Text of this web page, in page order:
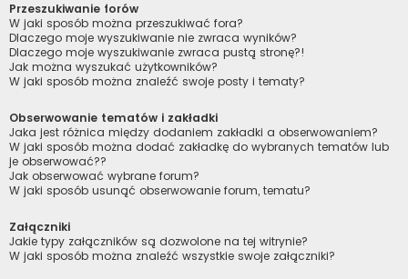
Przeszukiwanie forów
W jaki sposób można przeszukiwać fora?
Dlaczego moje wyszukiwanie nie zwraca wyników?
Dlaczego moje wyszukiwanie zwraca pustą stronę?!
Jak można wyszukać użytkowników?
W jaki sposób można znaleźć swoje posty i tematy?
Obserwowanie tematów i zakładki
Jaka jest różnica między dodaniem zakładki a obserwowaniem?
W jaki sposób można dodać zakładkę do wybranych tematów lub
je obserwować??
Jak obserwować wybrane forum?
W jaki sposób usunąć obserwowanie forum, tematu?
Załączniki
Jakie typy załączników są dozwolone na tej witrynie?
W jaki sposób można znaleźć wszystkie swoje załączniki?